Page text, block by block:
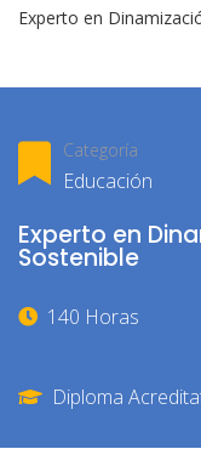
Experto en
Categoría
Educación
Experto en
Sostenible
140 Horas
Diploma